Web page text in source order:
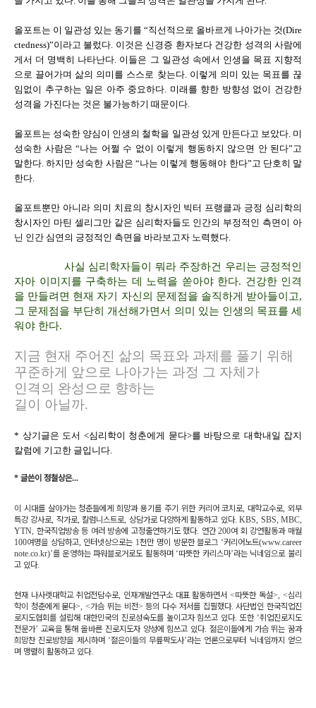
올포트는 이 일관성 있는 동기를 “직선적으로 올바르게 나아가는 것(Dire
ctedness)”이라고 불렀다. 이것은 신경증 환자보다 건강한 성격의 사람에
게서 더 명백히 나타난다. 이들은 그 일관성 속에서 인생을 목표 지향적
으로 끌어가며 삶의 의미를 스스로 찾는다. 이렇게 의미 있는 목표를 끊
임없이 추구하는 일은 아주 중요하다. 미래를 향한 방향성 없이 건강한
성격을 가진다는 것은 불가능하기 때문이다.
올포트는 성숙한 양심이 인생의 철학을 일관성 있게 만든다고 보았다. 미
성숙한 사람은 “나는 어쩔 수 없이 이렇게 행동하지 않으면 안 된다”고
말한다. 하지만 성숙한 사람은 “나는 이렇게 행동해야 한다”고 단호히 말
한다.
올포트뿐만 아니라 의미 치료의 창시자인 빅터 프랭클과 긍정 심리학의
창시자인 마틴 셀리그만 같은 심리학자들도 인간의 부정적인 측면이 아
닌 인간 심연의 긍정적인 측면을 바라보고자 노력했다.
사실 심리학자들이 뭐라 주장하건 우리는 긍정적인
자아 이미지를 구축하는 데 노력을 쏟아야 한다. 건강한 인격
을 만들려면 현재 자기 자신의 문제점을 솔직하게 받아들이고,
그 문제점을 부단히 개선해가면서 의미 있는 인생의 목표를 세
워야 한다.
지금 현재 주어진 삶의 목표와 과제를 풀기 위해
꾸준하게 앞으로 나아가는 과정 그 자체가
인격의 완성으로 향하는
길이 아닐까.
* 상기글은 도서 <심리학이 청춘에게 묻다>를 바탕으로 대학내일 잡지
칼럼에 기고한 글입니다.
* 글쓴이 정철상은...
이 시대를 살아가는 청춘들에게 희망과 용기를 주기 위한 커리어 코치로, 대학교수로,외부
특강 강사로, 작가로,칼럼니스트로, 상담가로 다양하게 활동하고 있다.KBS, SBS, MBC,
YTN, 한국직업방송 등 여러 방송에 고정출연하기도 했다. 연간200여 회 강연활동과 매월
100여명을 상담하고, 인터넷상으로는 1천만 명이 방문한 블로그 ‘커리어노트(www.career
note.co.kr)’를 운영하는 파워블로거로도 활동하며 ‘따뜻한 카리스마’라는 닉네임으로 불리
고 있다.
현재 나사렛대학교 취업전담수로, 인재개발연구소 대표 활동하면서<따뜻한 독설>, <심리
학이 청춘에게 묻다>, <가슴 뛰는 비전>등의 다수 저서를 집필했다.사단법인 한국직업진
로지도협회를 설립해 대한민국의 진로성숙도를 높이고자 힘쓰고 있다.또한 ‘취업진로지도
전문가’ 교육을 통해 올바른 진로지도자 양성에 힘쓰고 있다. 젊은이들에게 가슴 뛰는 꿈과
희망찬 진로방향을 제시하며 ‘젊은이들의 무릎팍도사’라는 언론으로부터 닉네임까지 얻으
며 맹렬히 활동하고 있다.